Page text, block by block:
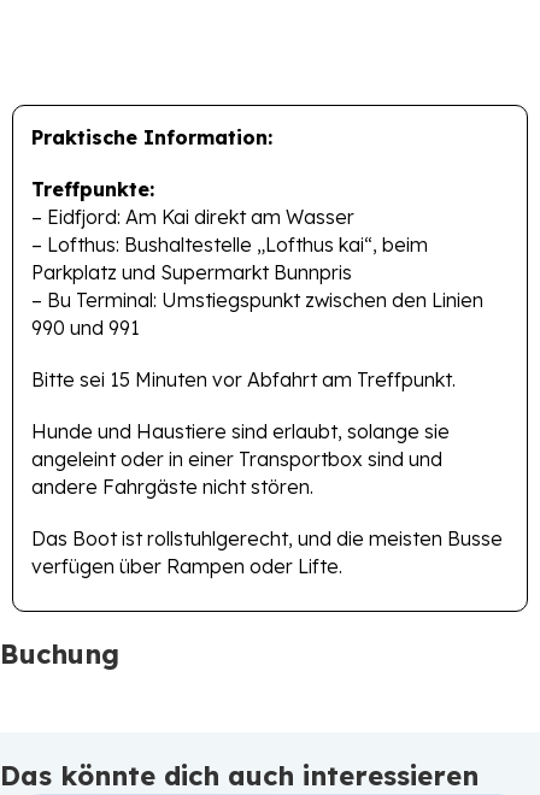
Praktische Information:
Treffpunkte:
– Eidfjord: Am Kai direkt am Wasser
– Lofthus: Bushaltestelle „Lofthus kai“, beim
Parkplatz und Supermarkt Bunnpris
– Bu Terminal: Umstiegspunkt zwischen den Linien
990 und 991
Bitte sei 15 Minuten vor Abfahrt am Treffpunkt.
Hunde und Haustiere sind erlaubt, solange sie
angeleint oder in einer Transportbox sind und
andere Fahrgäste nicht stören.
Das Boot ist rollstuhlgerecht, und die meisten Busse
verfügen über Rampen oder Lifte.
Buchung
Das könnte dich auch interessieren